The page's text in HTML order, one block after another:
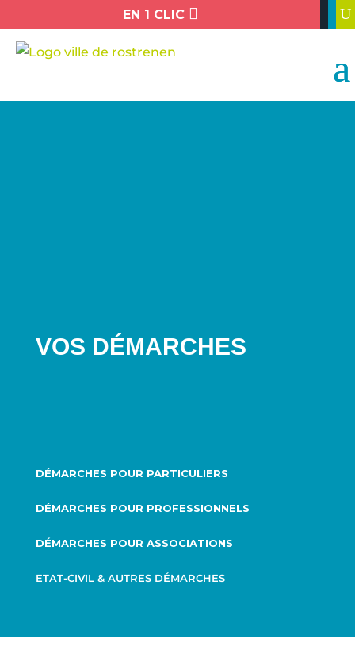
EN 1 CLIC  U
VOS DÉMARCHES
DÉMARCHES POUR PARTICULIERS
DÉMARCHES POUR PROFESSIONNELS
DÉMARCHES POUR ASSOCIATIONS
ETAT-CIVIL & AUTRES DÉMARCHES